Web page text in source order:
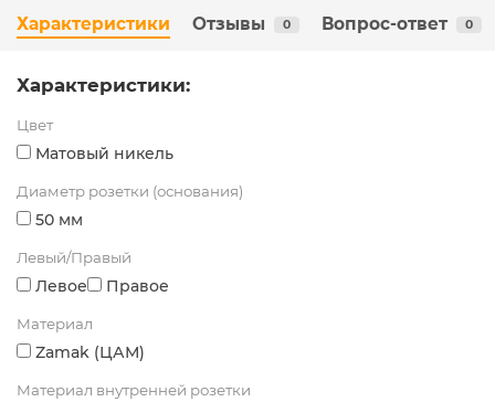
Характеристики Отзывы 0 Вопрос-ответ 0
Характеристики:
Цвет
Матовый никель
Диаметр розетки (основания)
50 мм
Левый/Правый
Левое Правое
Материал
Zamak (ЦАМ)
Материал внутренней розетки